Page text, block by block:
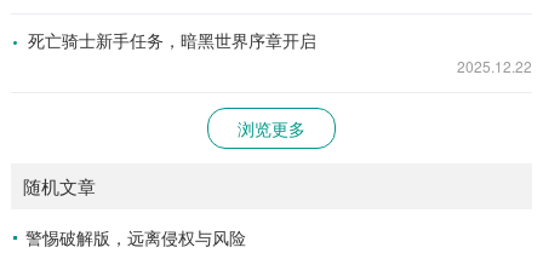
死亡骑士新手任务，暗黑世界序章开启
2025.12.22
浏览更多
随机文章
警惕破解版，远离侵权与风险